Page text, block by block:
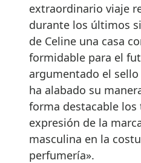
extraordinario viaje
durante los últimos
de Celine una casa
formidable para el
argumentado el
ha alabado su
forma destacable
expresión de la
masculina en la
perfumería».